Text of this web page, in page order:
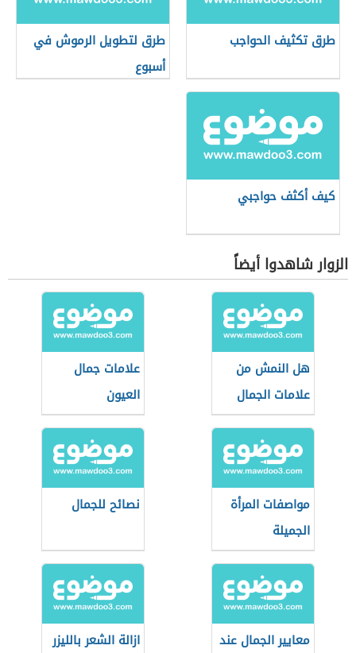
طرق تكثيف الحواجب
طرق لتطويل الرموش في
أسبوع
كيف أكثف حواجبي
الزوار شاهدوا أيضاً
هل النمش من
علامات الجمال
علامات جمال
العيون
مواصفات المرأة
الجميلة
نصائح للجمال
معايير الجمال عند
ازالة الشعر بالليزر